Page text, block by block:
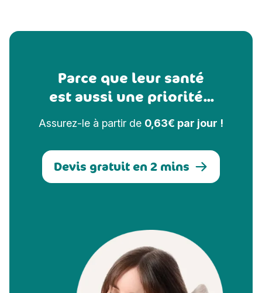
Parce que leur santé
est aussi une priorité...
Assurez-le à partir de 0,63€ par jour !
Devis gratuit en 2 mins